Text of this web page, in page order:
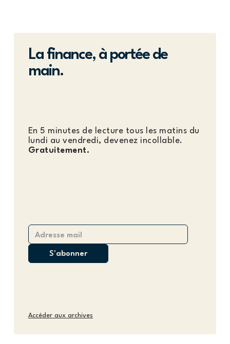
La finance, à portée de
main.
En 5 minutes de lecture tous les matins du
lundi au vendredi, devenez incollable.
Gratuitement.
Accéder aux archives